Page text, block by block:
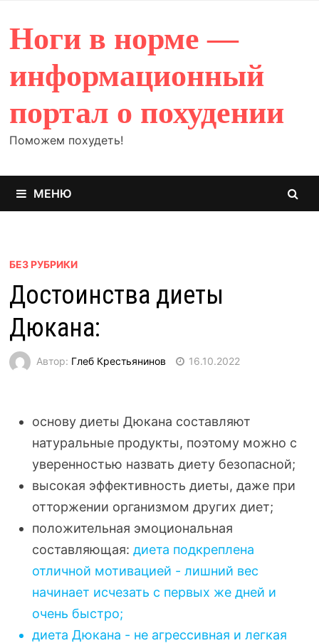
содержимому
Ноги в норме —
информационный
портал о похудении
Поможем похудеть!
МЕНЮ
БЕЗ РУБРИКИ
Достоинства диеты
Дюкана:
Автор: Глеб Крестьянинов 16.10.2022
основу диеты Дюкана составляют
натуральные продукты, поэтому можно с
уверенностью назвать диету безопасной;
высокая эффективность диеты, даже при
отторжении организмом других диет;
положительная эмоциональная
составляющая: диета подкреплена
отличной мотивацией - лишний вес
начинает исчезать с первых же дней и
очень быстро;
диета Дюкана - не агрессивная и легкая